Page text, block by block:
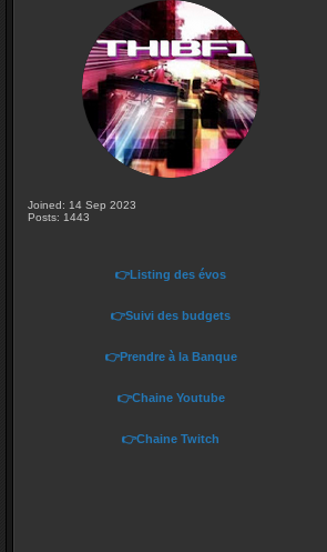
Joined: 14 Sep 2023
Posts: 1443
👉Listing des évos
👉Suivi des budgets
👉Prendre à la Banque
👉Chaine Youtube
👉Chaine Twitch